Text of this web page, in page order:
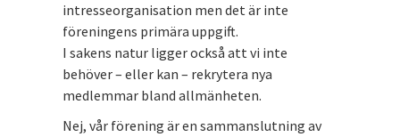
intresseorganisation men det är inte
föreningens primära uppgift.
I sakens natur ligger också att vi inte
behöver – eller kan – rekrytera nya
medlemmar bland allmänheten.
Nej, vår förening är en sammanslutning av